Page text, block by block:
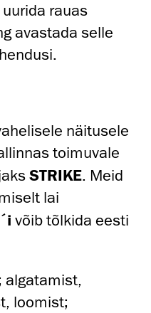
rauas
avastada selle
näitusele
toimuvale
STRIKE. Meid
lai
võib tõlkida eesti
algatamist,
loomist;